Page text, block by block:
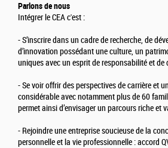
Parlons de nous
Intégrer le CEA c'est :
- S’inscrire dans un cadre de recherche, de
d’innovation possédant une culture, un
uniques avec un esprit de responsabilité et de
- Se voir offrir des perspectives de carrière et
considérable avec notamment plus de 60
permet ainsi d’envisager un parcours riche et
- Rejoindre une entreprise soucieuse de la
personnelle et la vie professionnelle : accord